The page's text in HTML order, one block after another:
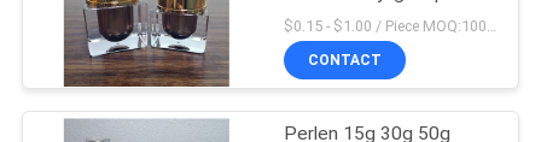
PRIVACY
POLICY
28
Creme Jar Lieferant
kosmetische Verpackung
$0.15 - $1.00 / Piece MOQ:10000pcs
CONTACT
Perlen 15g 30g 50g